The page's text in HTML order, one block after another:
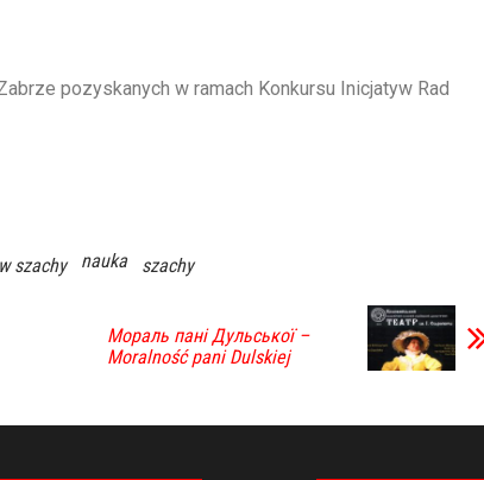
pozyskanych w ramach Konkursu Inicjatyw Rad
szachy nauka szachy
Мораль пані Дульської –
Moralność pani Dulskiej